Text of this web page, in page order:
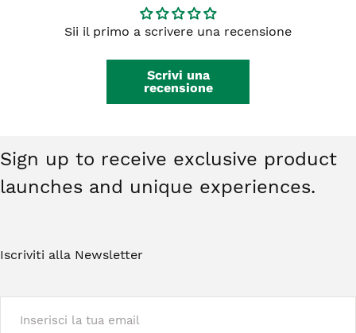
confezione originale. Gli orecchini non
rientrano nel diritto di recesso. Ti basterà
Sii il primo a scrivere una recensione
Scrivi una
recensione
Sign up to receive exclusive product
launches and unique experiences.
Iscriviti alla Newsletter
EMAIL